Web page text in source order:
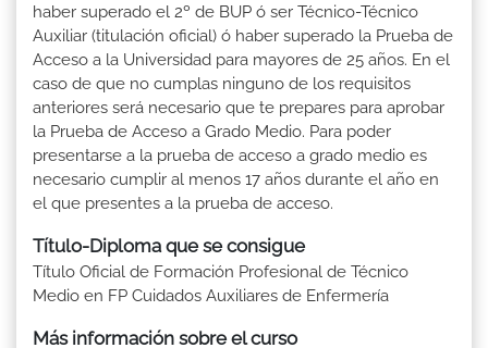
haber superado el 2º de BUP ó ser Técnico-Técnico
Auxiliar (titulación oficial) ó haber superado la Prueba de
Acceso a la Universidad para mayores de 25 años. En el
caso de que no cumplas ninguno de los requisitos
anteriores será necesario que te prepares para aprobar
la Prueba de Acceso a Grado Medio. Para poder
presentarse a la prueba de acceso a grado medio es
necesario cumplir al menos 17 años durante el año en
el que presentes a la prueba de acceso.
Título-Diploma que se consigue
Título Oficial de Formación Profesional de Técnico
Medio en FP Cuidados Auxiliares de Enfermería
Más información sobre el curso